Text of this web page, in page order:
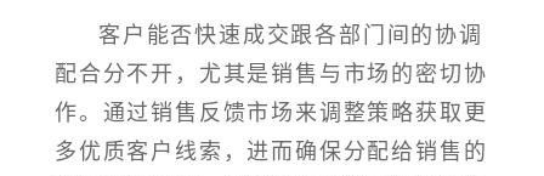
客户能否快速成交跟各部门间的协调
配合分不开，尤其是销售与市场的密切协
作。通过销售反馈市场来调整策略获取更
多优质客户线索，进而确保分配给销售的